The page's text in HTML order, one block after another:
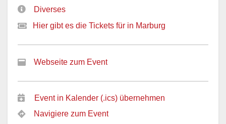
Diverses
Hier gibt es die Tickets für in Marburg
Webseite zum Event
Event in Kalender (.ics) übernehmen
Navigiere zum Event